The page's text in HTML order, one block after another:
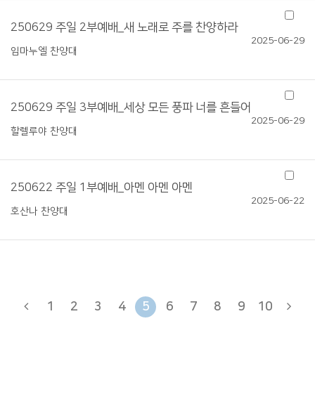
250629 주일 2부예배_새 노래로 주를 찬양하라
임마누엘 찬양대
2025-06-29
250629 주일 3부예배_세상 모든 풍파 너를 흔들어
할렐루야 찬양대
2025-06-29
250622 주일 1부예배_아멘 아멘 아멘
호산나 찬양대
2025-06-22
1 2 3 4 5 6 7 8 9 10